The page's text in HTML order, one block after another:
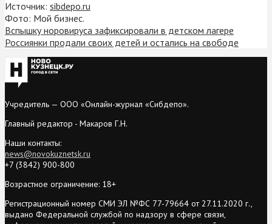
Источник: sibdepo.ru
Фото: Мой бизнес.
Вспышку норовируса зафиксировали в детском лагере
Россиянки продали своих детей и остались на свободе
Учредитель — ООО «Онлайн-журнал «Сибдепо».
Главный редактор - Макаров Г.Н.
Наши контакты:
news@novokuznetsk.ru
+7 (3842) 900-800
Возрастное ограничение: 18+
Регистрационный номер СМИ ЭЛ №ФС 77-79664 от 27.11.2020 г.,
выдано Федеральной службой по надзору в сфере связи,